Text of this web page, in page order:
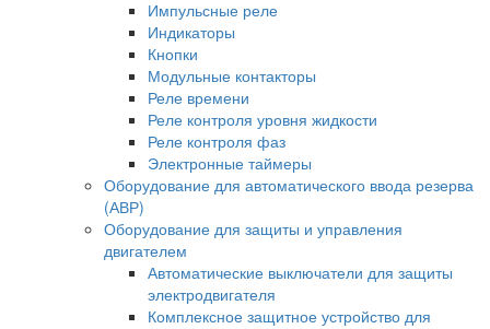
Импульсные реле
Индикаторы
Кнопки
Модульные контакторы
Реле времени
Реле контроля уровня жидкости
Реле контроля фаз
Электронные таймеры
Оборудование для автоматического ввода резерва
(АВР)
Оборудование для защиты и управления
двигателем
Автоматические выключатели для защиты
электродвигателя
Комплексное защитное устройство для